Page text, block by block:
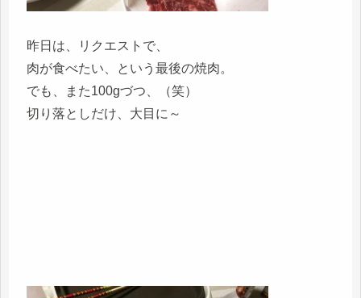
昨日は、リクエストで、
肉が食べたい、という最後の焼肉。
でも、また100gづつ、（笑）
切り落としだけ、大目に～